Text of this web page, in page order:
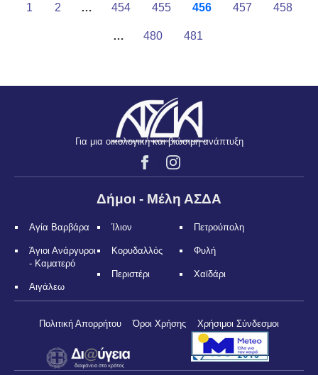
1 2 … 454 455 456 457 458
… 480 481
Για μια οικολογική και βιώσιμη ανάπτυξη
Δήμοι - Μέλη ΑΣΔΑ
Αγία Βαρβάρα
Άγιοι Ανάργυροι
- Καματερό
Αιγάλεω
Ίλιον
Κορυδαλλός
Περιστέρι
Πετρούπολη
Φυλή
Χαϊδάρι
Πολιτική Απορρήτου Όροι Χρήσης Χρήσιμοι Σύνδεσμοι